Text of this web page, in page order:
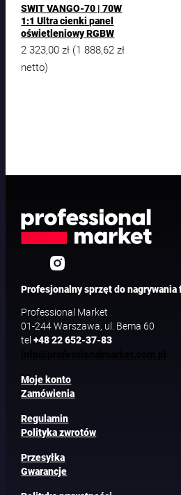
SWIT VANGO-70 | 70W
1:1 Ultra cienki panel
oświetleniowy RGBW
2 323,00zł (1 888,62zł
netto)
Profesjonalny sprzęt do
Professional Market
01-244 Warszawa, ul. Bema 60
tel+48 22 652-37-83
Moje konto
Zamówienia
Regulamin
Polityka zwrotów
Przesyłka
Gwarancje